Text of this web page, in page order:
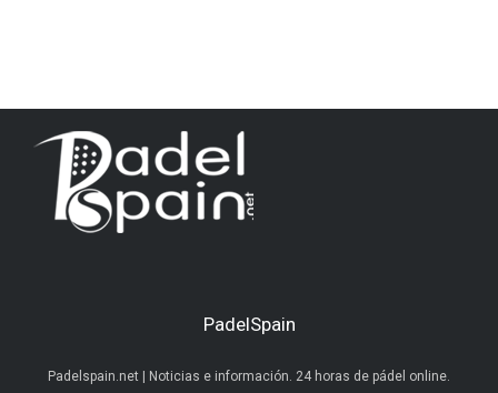
PadelSpain
Padelspain.net | Noticias e información. 24 horas de pádel online.